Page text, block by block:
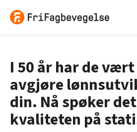
I 50 år har de vært
avgjøre
din. Nå spøker
kvaliteten på